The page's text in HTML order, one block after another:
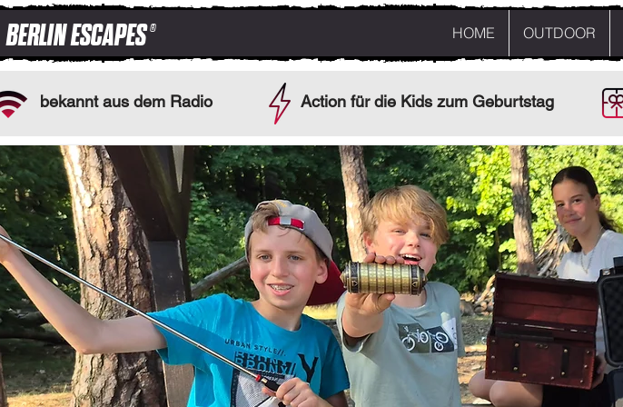
HOME OUTDOOR
BERLIN ESCAPES ®
bekannt aus dem Radio Action für die Kids zum Geburtstag